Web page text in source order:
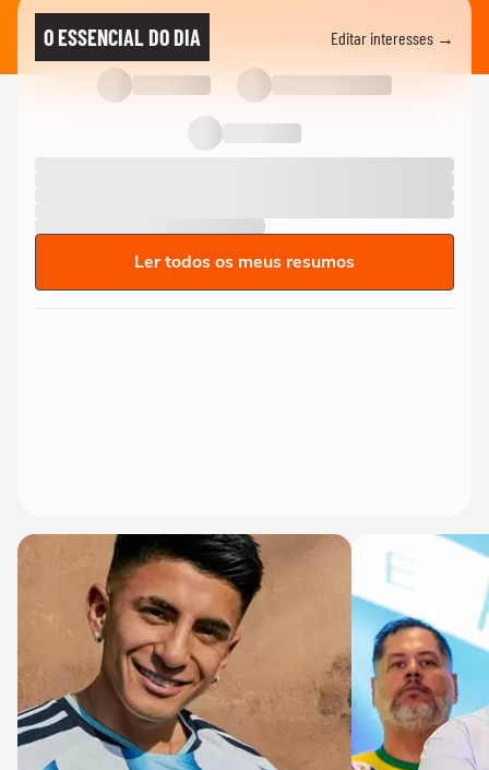
O ESSENCIAL DO DIA Editar interesses →
Ler todos os meus resumos